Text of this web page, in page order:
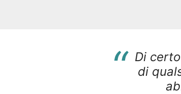
“
Di
di